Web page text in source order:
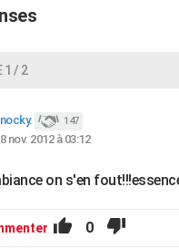
1 / 2
147
nov. 2012 à 03:12
on s'en
0